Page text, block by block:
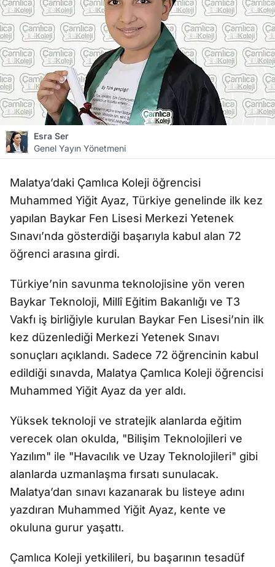
Esra Ser
Genel Yayın Yönetmeni
Malatya’daki Çamlıca Koleji öğrencisi
Muhammed Yiğit Ayaz, Türkiye genelinde ilk kez
yapılan Baykar Fen Lisesi Merkezi Yetenek
Sınavı’nda gösterdiği başarıyla kabul alan 72
öğrenci arasına girdi.
Türkiye’nin savunma teknolojisine yön veren
Baykar Teknoloji, Millî Eğitim Bakanlığı ve T3
Vakfı iş birliğiyle kurulan Baykar Fen Lisesi’nin ilk
kez düzenlediği Merkezi Yetenek Sınavı
sonuçları açıklandı. Sadece 72 öğrencinin kabul
edildiği sınavda, Malatya Çamlıca Koleji öğrencisi
Muhammed Yiğit Ayaz da yer aldı.
Yüksek teknoloji ve stratejik alanlarda eğitim
verecek olan okulda, "Bilişim Teknolojileri ve
Yazılım" ile "Havacılık ve Uzay Teknolojileri" gibi
alanlarda uzmanlaşma fırsatı sunulacak.
Malatya’dan sınavı kazanarak bu listeye adını
yazdıran Muhammed Yiğit Ayaz, kente ve
okuluna gurur yaşattı.
Çamlıca Koleji yetkilileri, bu başarının tesadüf